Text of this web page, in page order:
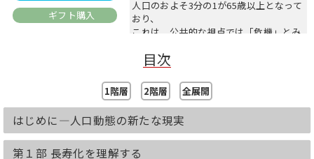
ギフト購入
人口のおよそ3分の1が65歳以上となって
おり、
これは、公共的な視点では「危機」とみ
新たな需要、顧客、働き手を生み出す、
大きなビジネスチャンスでもあります。
市場にはすでに数多くの「シニアビジネ
ス」「高齢者向けビジネス」が存在しま
すが、
急速な時代と社会の変化により、
65歳以上を一律に「高齢者」カテゴリー
目次
1階層 2階層 全展開
はじめに―人口動態の新たな現実
第１部 長寿化を理解する